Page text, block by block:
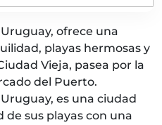
ofrece una
playas hermosas y
Vieja, pasea por la
del Puerto.
es una ciudad
sus playas con una